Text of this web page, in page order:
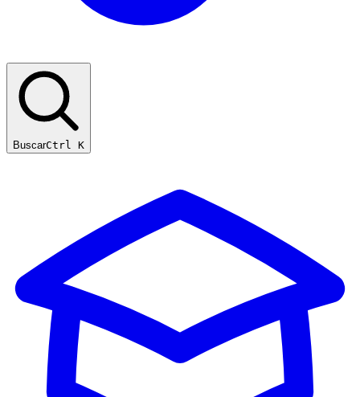
BuscarCtrl K